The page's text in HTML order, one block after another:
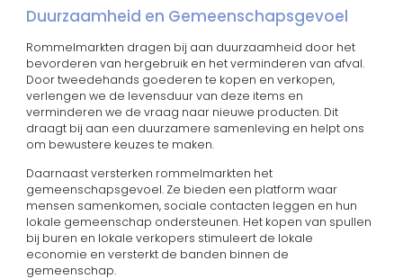
Duurzaamheid en Gemeenschapsgevoel
Rommelmarkten dragen bij aan duurzaamheid door het
bevorderen van hergebruik en het verminderen van afval.
Door tweedehands goederen te kopen en verkopen,
verlengen we de levensduur van deze items en
verminderen we de vraag naar nieuwe producten. Dit
draagt bij aan een duurzamere samenleving en helpt ons
om bewustere keuzes te maken.
Daarnaast versterken rommelmarkten het
gemeenschapsgevoel. Ze bieden een platform waar
mensen samenkomen, sociale contacten leggen en hun
lokale gemeenschap ondersteunen. Het kopen van spullen
bij buren en lokale verkopers stimuleert de lokale
economie en versterkt de banden binnen de
gemeenschap.